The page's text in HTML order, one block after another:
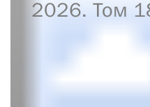
2026. Том